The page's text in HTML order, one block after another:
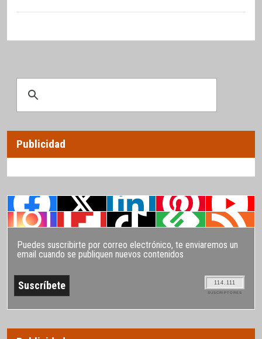
Publicidad
Puedes suscribirte por correo electrónico, te enviaremos un
email cuando se publiquen nuevos contenidos
114.111
SUSCRIPTORES